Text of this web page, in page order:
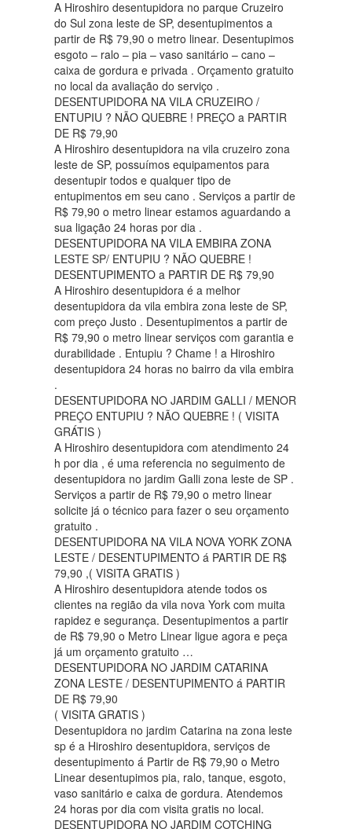
A Hiroshiro desentupidora no parque Cruzeiro
do Sul zona leste de SP, desentupimentos a
partir de R$ 79,90 o metro linear. Desentupimos
esgoto – ralo – pia – vaso sanitário – cano –
caixa de gordura e privada . Orçamento gratuito
no local da avaliação do serviço .
DESENTUPIDORA NA VILA CRUZEIRO /
ENTUPIU ? NÃO QUEBRE ! PREÇO a PARTIR
DE R$ 79,90
A Hiroshiro desentupidora na vila cruzeiro zona
leste de SP, possuímos equipamentos para
desentupir todos e qualquer tipo de
entupimentos em seu cano . Serviços a partir de
R$ 79,90 o metro linear estamos aguardando a
sua ligação 24 horas por dia .
DESENTUPIDORA NA VILA EMBIRA ZONA
LESTE SP/ ENTUPIU ? NÃO QUEBRE !
DESENTUPIMENTO a PARTIR DE R$ 79,90
A Hiroshiro desentupidora é a melhor
desentupidora da vila embira zona leste de SP,
com preço Justo . Desentupimentos a partir de
R$ 79,90 o metro linear serviços com garantia e
durabilidade . Entupiu ? Chame ! a Hiroshiro
desentupidora 24 horas no bairro da vila embira
.
DESENTUPIDORA NO JARDIM GALLI / MENOR
PREÇO ENTUPIU ? NÃO QUEBRE ! ( VISITA
GRÁTIS )
A Hiroshiro desentupidora com atendimento 24
h por dia , é uma referencia no seguimento de
desentupidora no jardim Galli zona leste de SP .
Serviços a partir de R$ 79,90 o metro linear
solicite já o técnico para fazer o seu orçamento
gratuito .
DESENTUPIDORA NA VILA NOVA YORK ZONA
LESTE / DESENTUPIMENTO á PARTIR DE R$
79,90 ,( VISITA GRATIS )
A Hiroshiro desentupidora atende todos os
clientes na região da vila nova York com muita
rapidez e segurança. Desentupimentos a partir
de R$ 79,90 o Metro Linear ligue agora e peça
já um orçamento gratuito …
DESENTUPIDORA NO JARDIM CATARINA
ZONA LESTE / DESENTUPIMENTO á PARTIR
DE R$ 79,90
( VISITA GRATIS )
Desentupidora no jardim Catarina na zona leste
sp é a Hiroshiro desentupidora, serviços de
desentupimento á Partir de R$ 79,90 o Metro
Linear desentupimos pia, ralo, tanque, esgoto,
vaso sanitário e caixa de gordura. Atendemos
24 horas por dia com visita gratis no local.
DESENTUPIDORA NO JARDIM COTCHING